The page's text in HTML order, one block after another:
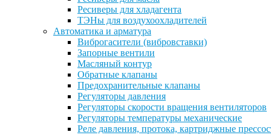
Ресиверы для хладагента
ТЭНы для воздухоохладителей
Автоматика и арматура
Виброгасители (вибровставки)
Запорные вентили
Масляный контур
Обратные клапаны
Предохранительные клапаны
Регуляторы давления
Регуляторы скорости вращения вентиляторов
Регуляторы температуры механические
Реле давления, протока, картриджные